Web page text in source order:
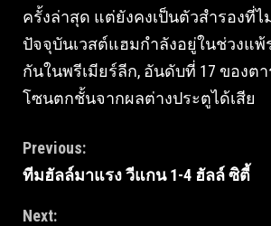
ครั้งล่าสุด แต่ยังคงเป็นตัวสํารองที่ไ
ปัจจุบันเวสต์แฮมกําลังอยู่ในช่วงแ
กันในพรีเมียร์ลีก, อันดับที่ 17 ของต
โซนตกชั้นจากผลต่างประตูได้เสีย
Continue
Reading
Previous:
ทีมฮัลล์มาแรง วีแกน 1-4 ฮัลล์ ซิตี้
Next: